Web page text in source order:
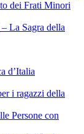
dei Frati Minori
La Sagra della
d’Italia
i ragazzi della
Persone con